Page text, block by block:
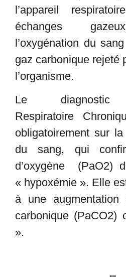
l’appareil
échanges
l’oxygénation du
gaz carbonique rejeté
l’organisme.
Le diagnostic
Respiratoire
obligatoirement sur
du sang, qui
d’oxygène (PaO2)
« hypoxémie ». Elle
à une
carbonique (PaCO2)
».